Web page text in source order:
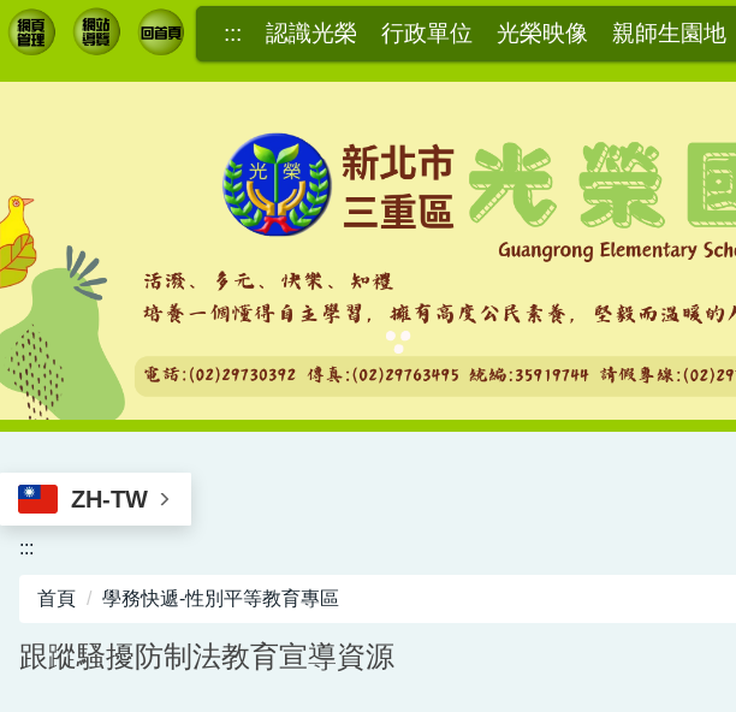
跳
到
區
::: 認識光榮 行政單位 光榮映像 親師生園地
ZH-TW
:::
首頁 學務快遞-性別平等教育專區
跟蹤騷擾防制法教育宣導資源